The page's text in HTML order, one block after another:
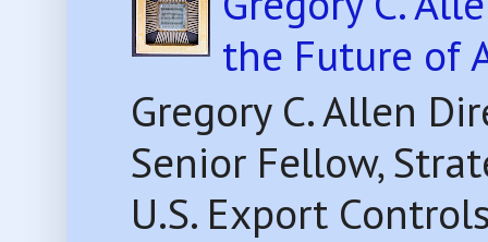
the Future of
Gregory C. Allen
Senior Fellow,
U.S. Export